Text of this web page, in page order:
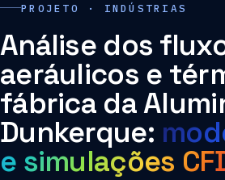
PROJETO · INDÚSTRIAS
Análise dos
aeráulicos e
fábrica da
Dunkerque:
e simulações